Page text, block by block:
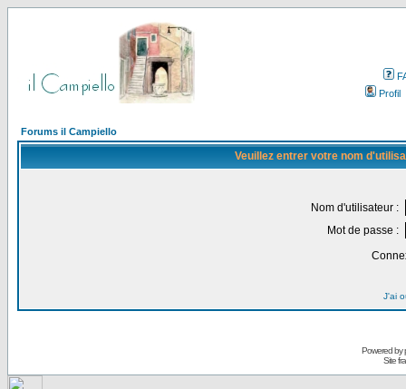
Profil
Forums il Campiello
Veuillez entrer votre nom
Nom d'utilisateur :
Mot de passe :
J'ai
Powered by
Site